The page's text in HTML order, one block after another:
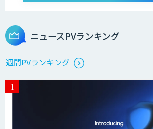
生成AI活用 1day ブート
データ分析エージェン
ニュースPVランキング
週間PVランキング